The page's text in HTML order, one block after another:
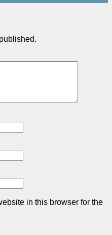
in this browser for the